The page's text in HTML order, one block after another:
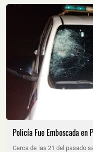
Policía Fue Emboscada en
Cerca de las 21 del pasado